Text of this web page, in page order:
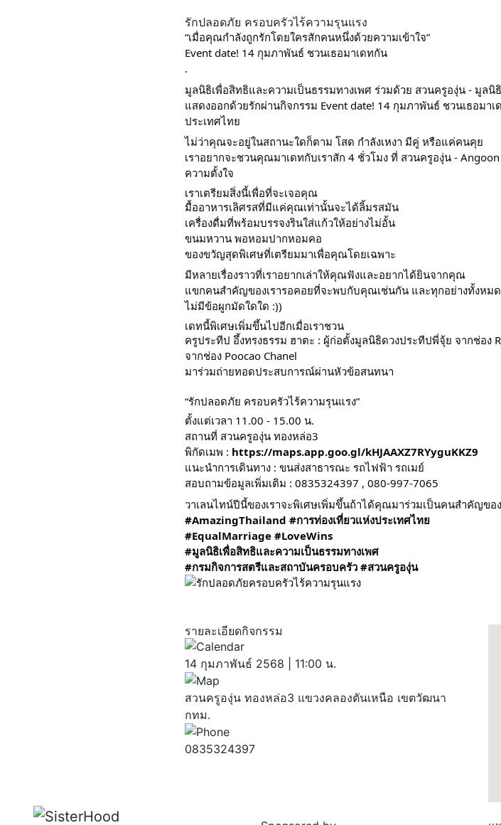
รักปลอดภัย ครอบครัวไร้ความรุนแรง
“เมื่อคุณกำลังถูกรักโดยใครสักคนหนึ่งด้วยความเข้าใจ”
Event date! 14 กุมภาพันธ์ ชวนเธอมาเดทกัน
.
มูลนิธิเพื่อสิทธิและความเป็นธรรมทางเพศ ร่วมด้วย สวนครูองุ่น - มูล
แสดงออกด้วยรักผ่านกิจกรรม Event date! 14 กุมภาพันธ์ ชวนเธอมา
ประเทศไทย
ไม่ว่าคุณจะอยู่ในสถานะใดก็ตาม โสด กำลังเหงา มีคู่ หรือแค่คนคุย
เราอยากจะชวนคุณมาเดทกับเราสัก 4 ชั่วโมง ที่ สวนครูองุ่น -
ความตั้งใจ
เราเตรียมสิ่งนี้เพื่อที่จะเจอคุณ
มื้ออาหารเลิศรสที่มีแค่คุณเท่านั้นจะได้ลิ้มรสมัน
เครื่องดื่มที่พร้อมบรรจงรินใส่แก้วให้อย่างไม่อั้น
ขนมหวาน พอหอมปากหอมคอ
ของขวัญสุดพิเศษที่เตรียมมาเพื่อคุณโดยเฉพาะ
มีหลายเรื่องราวที่เราอยากเล่าให้คุณฟังและอยากได้ยินจากคุณ
แขกคนสำคัญของเรารอคอยที่จะพบกับคุณเช่นกัน และทุกอย่างทั้งหม
ไม่มีข้อผูกมัดใดใด :))
เดทนี้พิเศษเพิ่มขึ้นไปอีกเมื่อเราชวน
ครูประทีป อึ้งทรงธรรม ฮาตะ : ผู้ก่อตั้งมูลนิธิดวงประทีปพี่จุ้ย จากช่อง
จากช่อง Poocao Chanel
มาร่วมถ่ายทอดประสบการณ์ผ่านหัวข้อสนทนา
“รักปลอดภัย ครอบครัวไร้ความรุนแรง”
ตั้งแต่เวลา 11.00 - 15.00 น.
สถานที่ สวนครูองุ่น ทองหล่อ3
พิกัดเมพ : https://maps.app.goo.gl/kHJAAXZ7RYyguKKZ9
แนะนำการเดินทาง : ขนส่งสาธารณะ รถไฟฟ้า รถเมย์
สอบถามข้อมูลเพิ่มเติม : 0835324397 , 080-997-7065
วาเลนไทน์ปีนี้ของเราจะพิเศษเพิ่มขึ้นถ้าได้คุณมาร่วมเป็นคนสำคัญของ
#AmazingThailand #การท่องเที่ยวแห่งประเทศไทย
#EqualMarriage #LoveWins
#มูลนิธิเพื่อสิทธิและความเป็นธรรมทางเพศ
#กรมกิจการสตรีและสถาบันครอบครัว #สวนครูองุ่น
รายละเอียดกิจกรรม
14 กุมภาพันธ์ 2568 | 11:00 น.
สวนครูองุ่น ทองหล่อ3 แขวงคลองตันเหนือ เขตวัฒนา
กทม.
0835324397